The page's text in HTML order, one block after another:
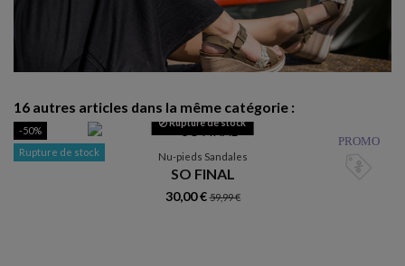
16 autres articles dans la même catégorie :
PROMO
-50%
Rupture de stock
Rupture de stock
Nu-pieds Sandales
SO FINAL
30,00 €59,99 €